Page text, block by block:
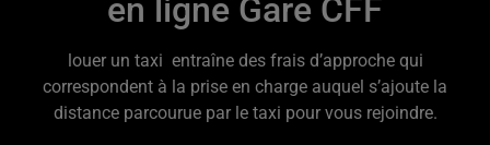
en ligne Gare CFF
louer un taxi entraîne des frais d’approche qui
correspondent à la prise en charge auquel s’ajoute la
distance parcourue par le taxi pour vous rejoindre.